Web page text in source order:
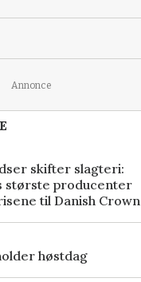
Annonce
skifter slagteri:
største producenter
til Danish Crown
høstdag